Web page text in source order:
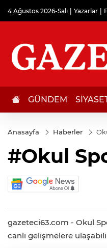
4 Ağustos 2026-Salı Yazarlar
GÜNDEM
Anasayfa Haberler
#Okul
gazeteci63.com - Okul
canlı gelişmelere